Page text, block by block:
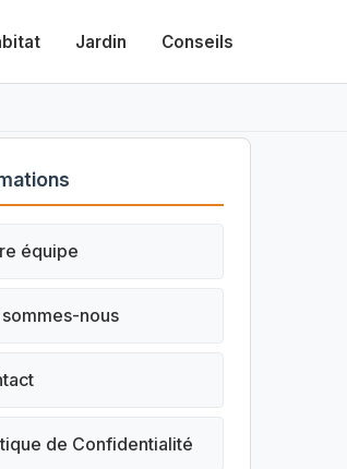
Jardin Conseils
équipe
nous
de Confidentialité